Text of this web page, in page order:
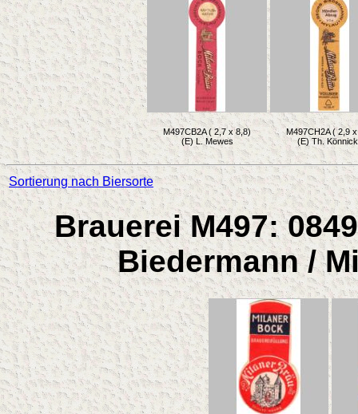
M497CB2A ( 2,7 x 8,8)
(E) L. Mewes
M497CH2A ( 2,9
(E) Th.
Sortierung nach Biersorte
Brauerei M497:
Biedermann /